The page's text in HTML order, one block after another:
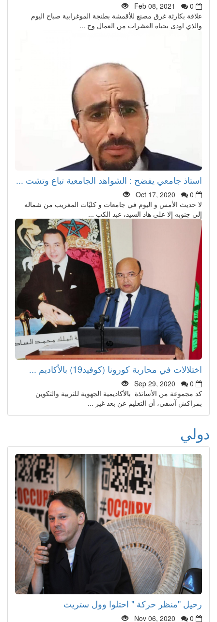
Feb 08, 2021
0
علاقة بكارثة غرق مصنع للأقمشة بطنجة الموغرابية صباح اليوم
والذي اودى بحياة العشرات من العمال وج ...
استاذ جامعي يفضح : الشواهد الجامعية تباع وتشت ...
Oct 17, 2020
0
لا حديث الأمس و اليوم في جامعات و كليّات المغريب من شماله
إلى جنوبه إلا على هاد السيد، عبد الكب ...
اختلالات في محاربة كورونا (كوفيد19) بالأكاديم ...
Sep 29, 2020
0
كد مجموعة من الأساتذة بالأكاديمية الجهوية للتربية والتكوين
بمراكش آسفي، أن التعليم عن بعد غير ...
دولي
رحيل "منظر حركة " احتلوا وول ستريت
Nov 06, 2020 0